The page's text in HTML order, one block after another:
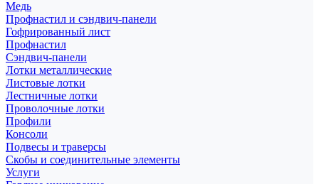
Медь
Профнастил и сэндвич-панели
Гофрированный лист
Профнастил
Сэндвич-панели
Лотки металлические
Листовые лотки
Лестничные лотки
Проволочные лотки
Профили
Консоли
Подвесы и траверсы
Скобы и соединительные элементы
Услуги